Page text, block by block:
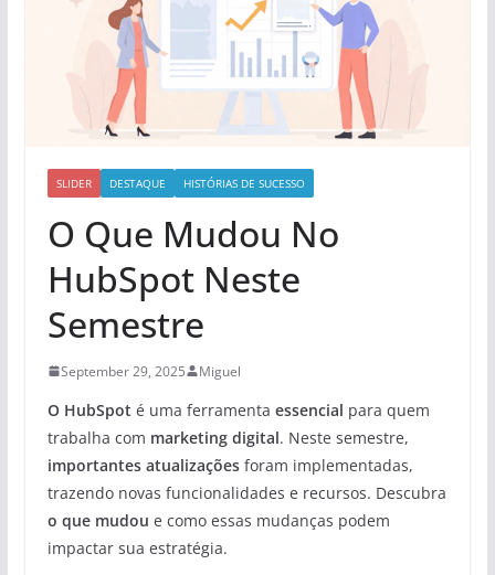
SLIDER DESTAQUE HISTÓRIAS DE SUCESSO
O Que Mudou No
HubSpot Neste
Semestre
September 29, 2025 Miguel
O HubSpot é uma ferramenta essencial para quem
trabalha com marketing digital. Neste semestre,
importantes atualizaçõesforam implementadas,
trazendo novas funcionalidades e recursos. Descubra
o que mudou e como essas mudanças podem
impactar sua estratégia.